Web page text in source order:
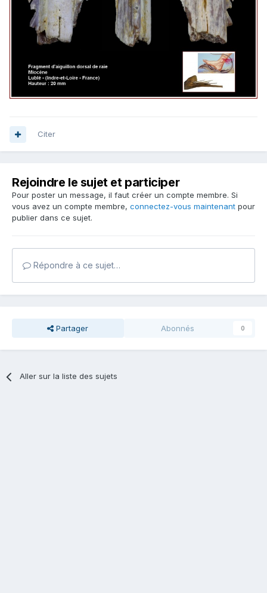
Citer
Rejoindre le sujet et participer
Pour poster un message, il faut créer un compte membre. Si
vous avez un compte membre, connectez-vous maintenant pour
publier dans ce sujet.
Répondre à ce sujet…
Partager Abonnés 0
Aller sur la liste des sujets